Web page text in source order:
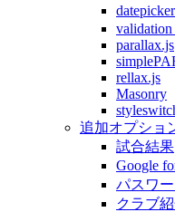
validation
parallax.js
rellax.js
Masonry
追加オプショ
試合結果
Google
パスワ
クラブ